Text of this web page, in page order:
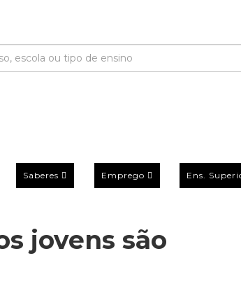
Saberes Emprego Ens.
jovens são